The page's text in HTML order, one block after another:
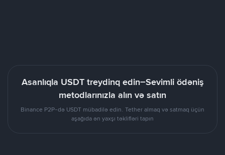
Asanlıqla USDT treydinq edin–Sevimli ödəniş
metodlarınızla alın və satın
Binance P2P-də USDT mübadilə edin. Tether almaq və satmaq üçün
aşağıda ən yaxşı təklifləri tapın